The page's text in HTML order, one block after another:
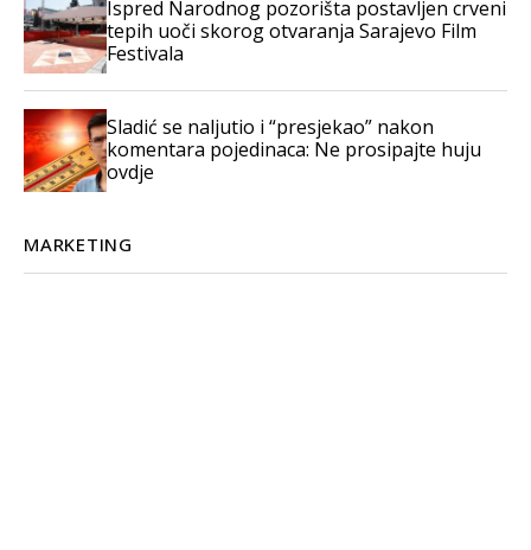
Ispred Narodnog pozorišta postavljen crveni
tepih uoči skorog otvaranja Sarajevo Film
Festivala
Sladić se naljutio i “presjekao” nakon
komentara pojedinaca: Ne prosipajte huju
ovdje
MARKETING